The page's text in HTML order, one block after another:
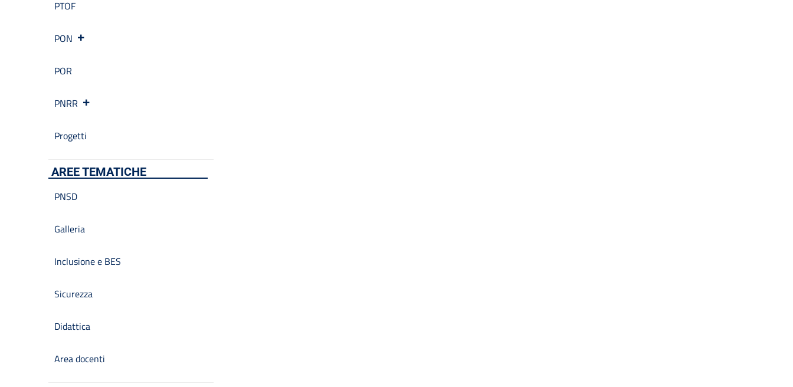
PTOF
PON
POR
PNRR
Progetti
AREE TEMATICHE
PNSD
Galleria
Inclusione e BES
Sicurezza
Didattica
Area docenti